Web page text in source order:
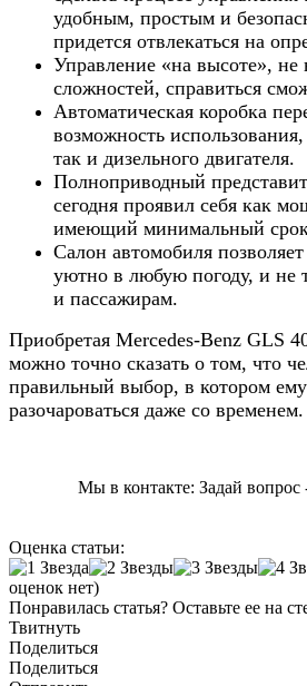
удобным, простым и
придется отвлекаться на
Управление «на высоте», не
сложностей, справиться
Автоматическая коробка
возможность
так и дизельного двигателя.
Полноприводный
сегодня проявил себя как
имеющий минимальный срок
Салон автомобиля позволяет
уютно в любую погоду, и не
и пассажирам.
Приобретая Mercedes-Benz GLS
можно точно сказать о том, что
правильный выбор, в котором
разочароваться даже со временем.
Мы в контакте: Задай вопрос
Оценка статьи:
оценок нет)
Понравилась статья? Оставьте ее на
Твитнуть
Поделиться
Поделиться